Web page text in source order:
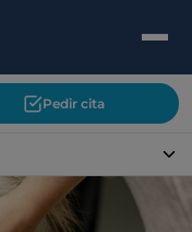
Pedir cita